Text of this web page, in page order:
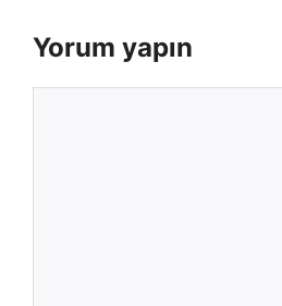
Yorum yapın